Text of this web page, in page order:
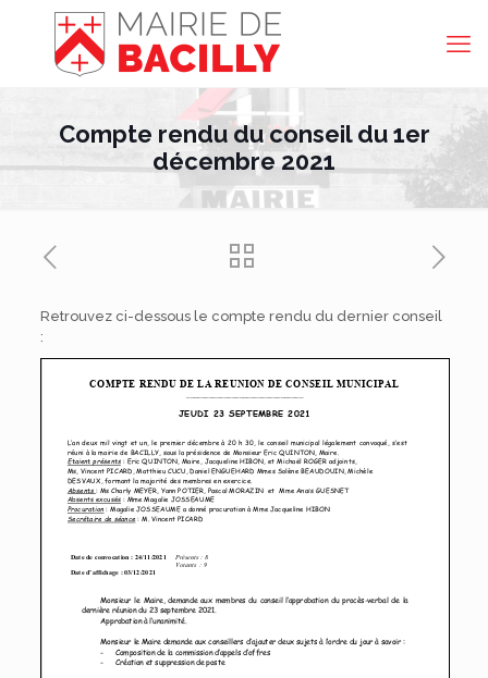
Compte rendu du conseil du 1er
décembre 2021
Retrouvez ci-dessous le compte rendu du dernier conseil
: